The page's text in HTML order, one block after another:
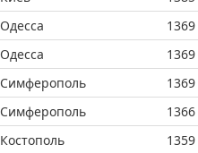
Одесса
1369
Одесса
1369
Симферополь
1369
Симферополь
1366
Костополь
1359